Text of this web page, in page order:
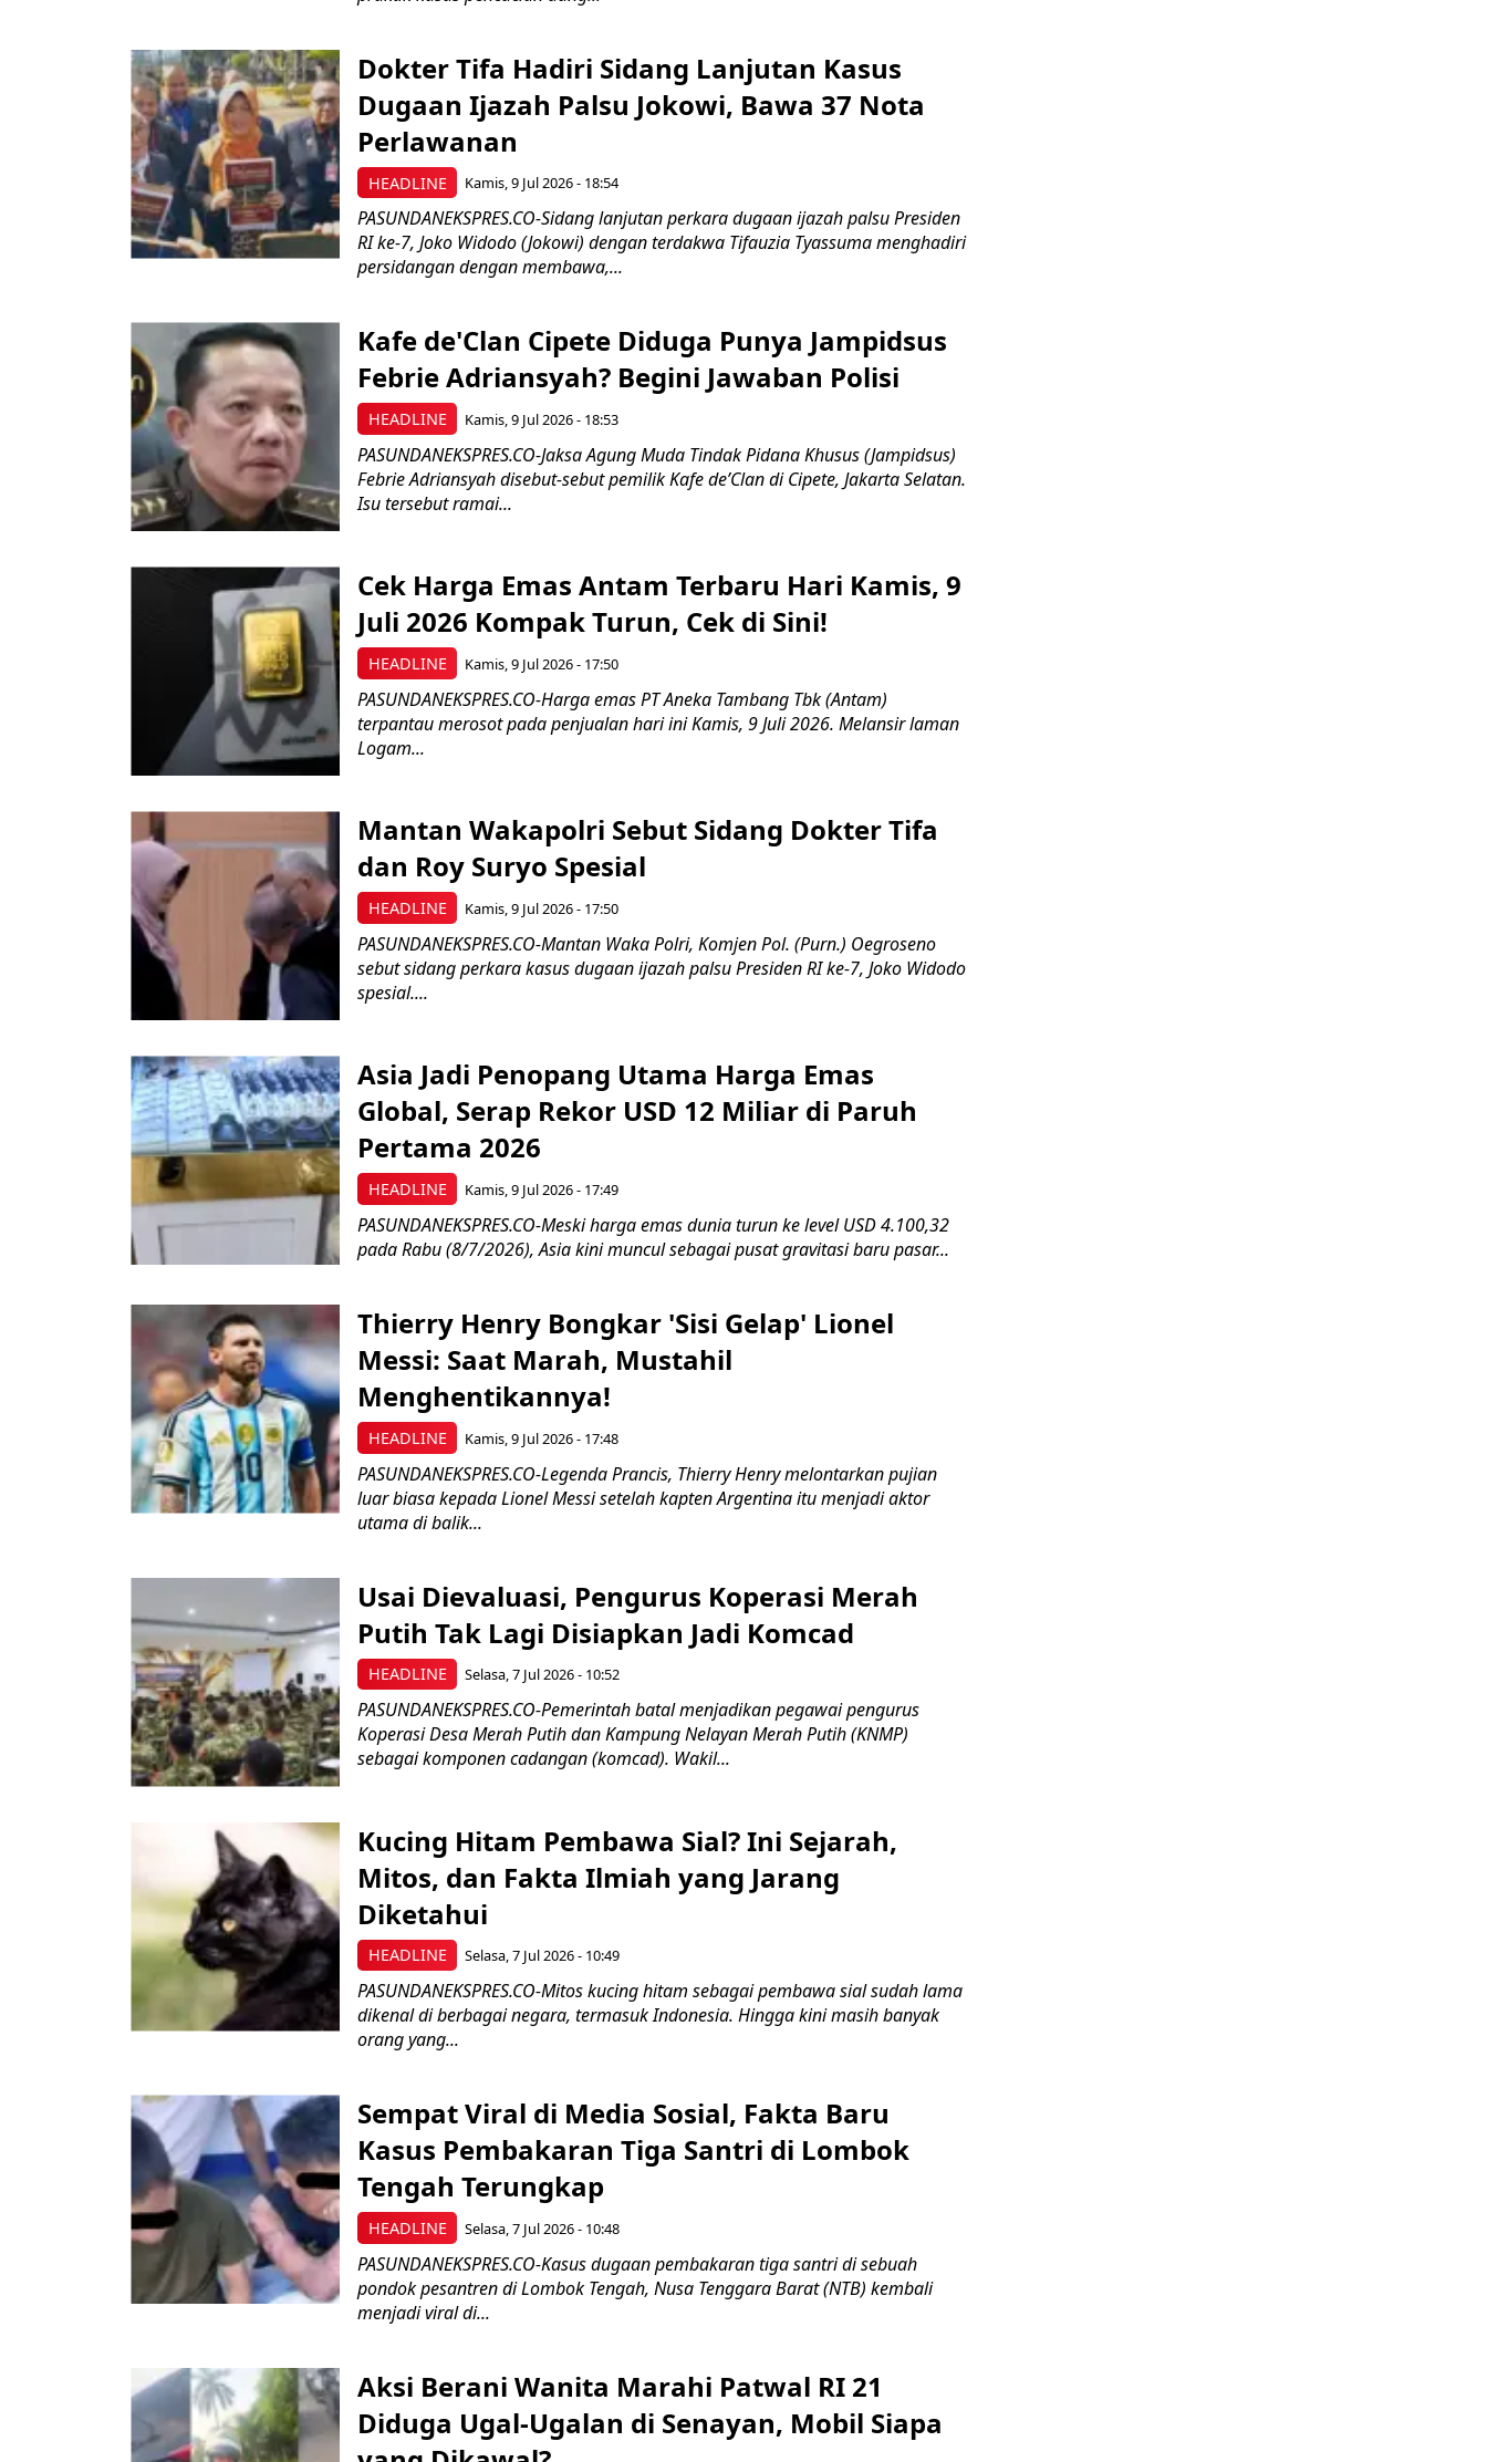
HEADLINE
Dokter Tifa Hadiri Sidang Lanjutan Kasus
Dugaan Ijazah Palsu Jokowi, Bawa 37 Nota
Perlawanan
Kamis, 9 Jul 2026 - 18:54
PASUNDANEKSPRES.CO-Sidang lanjutan perkara dugaan ijazah palsu Presiden
RI ke-7, Joko Widodo (Jokowi) dengan terdakwa Tifauzia Tyassuma menghadiri
persidangan dengan membawa,...
HEADLINE
Kafe de'Clan Cipete Diduga Punya Jampidsus
Febrie Adriansyah? Begini Jawaban Polisi
Kamis, 9 Jul 2026 - 18:53
PASUNDANEKSPRES.CO-Jaksa Agung Muda Tindak Pidana Khusus (Jampidsus)
Febrie Adriansyah disebut-sebut pemilik Kafe de’Clan di Cipete, Jakarta Selatan.
Isu tersebut ramai...
HEADLINE
Cek Harga Emas Antam Terbaru Hari Kamis, 9
Juli 2026 Kompak Turun, Cek di Sini!
Kamis, 9 Jul 2026 - 17:50
PASUNDANEKSPRES.CO-Harga emas PT Aneka Tambang Tbk (Antam)
terpantau merosot pada penjualan hari ini Kamis, 9 Juli 2026. Melansir laman
Logam...
HEADLINE
Mantan Wakapolri Sebut Sidang Dokter Tifa
dan Roy Suryo Spesial
Kamis, 9 Jul 2026 - 17:50
PASUNDANEKSPRES.CO-Mantan Waka Polri, Komjen Pol. (Purn.) Oegroseno
sebut sidang perkara kasus dugaan ijazah palsu Presiden RI ke-7, Joko Widodo
spesial....
HEADLINE
Asia Jadi Penopang Utama Harga Emas
Global, Serap Rekor USD 12 Miliar di Paruh
Pertama 2026
Kamis, 9 Jul 2026 - 17:49
PASUNDANEKSPRES.CO-Meski harga emas dunia turun ke level USD 4.100,32
pada Rabu (8/7/2026), Asia kini muncul sebagai pusat gravitasi baru pasar...
HEADLINE
Thierry Henry Bongkar 'Sisi Gelap' Lionel
Messi: Saat Marah, Mustahil
Menghentikannya!
Kamis, 9 Jul 2026 - 17:48
PASUNDANEKSPRES.CO-Legenda Prancis, Thierry Henry melontarkan pujian
luar biasa kepada Lionel Messi setelah kapten Argentina itu menjadi aktor
utama di balik...
HEADLINE
Usai Dievaluasi, Pengurus Koperasi Merah
Putih Tak Lagi Disiapkan Jadi Komcad
Selasa, 7 Jul 2026 - 10:52
PASUNDANEKSPRES.CO-Pemerintah batal menjadikan pegawai pengurus
Koperasi Desa Merah Putih dan Kampung Nelayan Merah Putih (KNMP)
sebagai komponen cadangan (komcad). Wakil...
HEADLINE
Kucing Hitam Pembawa Sial? Ini Sejarah,
Mitos, dan Fakta Ilmiah yang Jarang
Diketahui
Selasa, 7 Jul 2026 - 10:49
PASUNDANEKSPRES.CO-Mitos kucing hitam sebagai pembawa sial sudah lama
dikenal di berbagai negara, termasuk Indonesia. Hingga kini masih banyak
orang yang...
HEADLINE
Sempat Viral di Media Sosial, Fakta Baru
Kasus Pembakaran Tiga Santri di Lombok
Tengah Terungkap
Selasa, 7 Jul 2026 - 10:48
PASUNDANEKSPRES.CO-Kasus dugaan pembakaran tiga santri di sebuah
pondok pesantren di Lombok Tengah, Nusa Tenggara Barat (NTB) kembali
menjadi viral di...
Aksi Berani Wanita Marahi Patwal RI 21
Diduga Ugal-Ugalan di Senayan, Mobil Siapa